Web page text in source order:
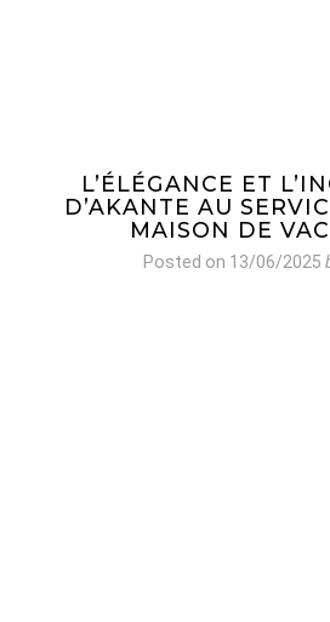
L’ÉLÉGANCE ET
D’AKANTE AU
MAISON DE
Posted on 13/06/2025